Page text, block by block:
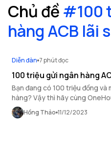
Chủ đề #100
hàng ACB lãi
Diễn đàn 7 phút đọc
100 triệu gửi ngân hàng
Bạn đang có 100 triệu đồng và
hàng? Vậy thì hãy cùng
động của ngân hàng ACB và số
100 triệu đồng tại ngân hàng
Hồng Thảo 11/12/2023